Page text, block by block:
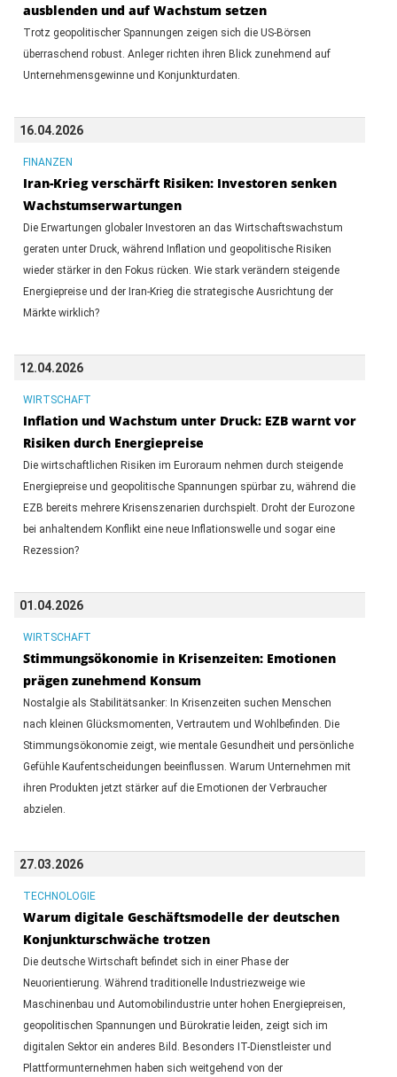
ausblenden und auf Wachstum setzen
Trotz geopolitischer Spannungen zeigen sich die US-Börsen
überraschend robust. Anleger richten ihren Blick zunehmend auf
Unternehmensgewinne und Konjunkturdaten.
16.04.2026
FINANZEN
Iran-Krieg verschärft Risiken: Investoren senken
Wachstumserwartungen
Die Erwartungen globaler Investoren an das Wirtschaftswachstum
geraten unter Druck, während Inflation und geopolitische Risiken
wieder stärker in den Fokus rücken. Wie stark verändern steigende
Energiepreise und der Iran-Krieg die strategische Ausrichtung der
Märkte wirklich?
12.04.2026
WIRTSCHAFT
Inflation und Wachstum unter Druck: EZB warnt vor
Risiken durch Energiepreise
Die wirtschaftlichen Risiken im Euroraum nehmen durch steigende
Energiepreise und geopolitische Spannungen spürbar zu, während die
EZB bereits mehrere Krisenszenarien durchspielt. Droht der Eurozone
bei anhaltendem Konflikt eine neue Inflationswelle und sogar eine
Rezession?
01.04.2026
WIRTSCHAFT
Stimmungsökonomie in Krisenzeiten: Emotionen
prägen zunehmend Konsum
Nostalgie als Stabilitätsanker: In Krisenzeiten suchen Menschen
nach kleinen Glücksmomenten, Vertrautem und Wohlbefinden. Die
Stimmungsökonomie zeigt, wie mentale Gesundheit und persönliche
Gefühle Kaufentscheidungen beeinflussen. Warum Unternehmen mit
ihren Produkten jetzt stärker auf die Emotionen der Verbraucher
abzielen.
27.03.2026
TECHNOLOGIE
Warum digitale Geschäftsmodelle der deutschen
Konjunkturschwäche trotzen
Die deutsche Wirtschaft befindet sich in einer Phase der
Neuorientierung. Während traditionelle Industriezweige wie
Maschinenbau und Automobilindustrie unter hohen Energiepreisen,
geopolitischen Spannungen und Bürokratie leiden, zeigt sich im
digitalen Sektor ein anderes Bild. Besonders IT-Dienstleister und
Plattformunternehmen haben sich weitgehend von der